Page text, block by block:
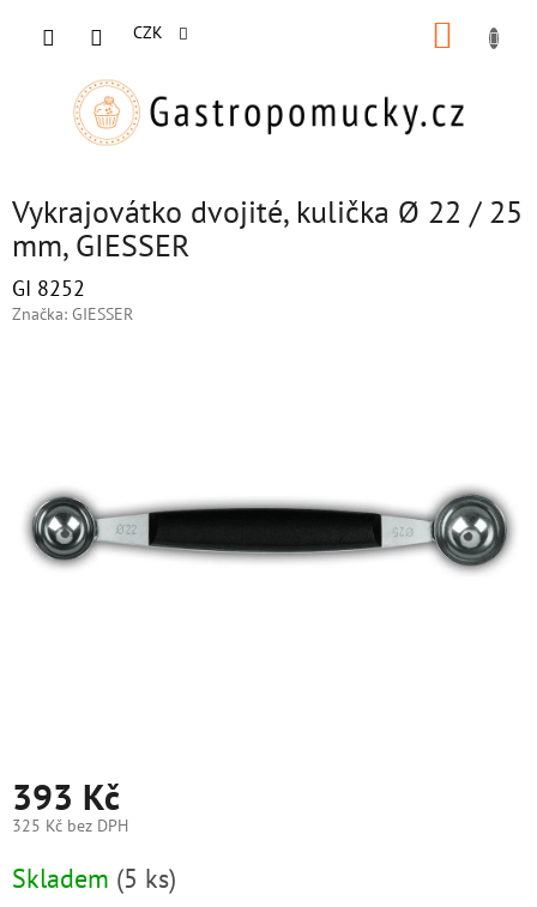
CZK
Vykrajovátko dvojité, kulička Ø 22 / 25
mm, GIESSER
GI 8252
Značka: GIESSER
393 Kč
325 Kč bez DPH
cena:
Skladem (5 ks)